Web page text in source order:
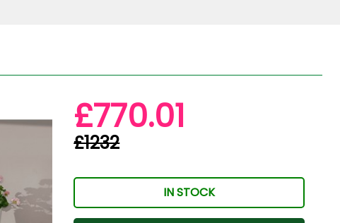
£770.01
£1232
IN STOCK